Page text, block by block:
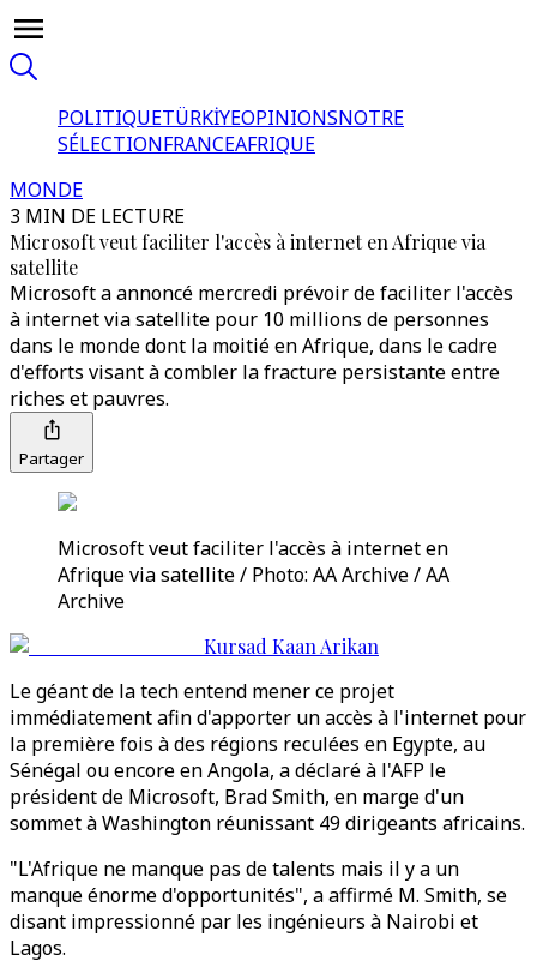
POLITIQUETÜRKİYEOPINIONSNOTRE
SÉLECTIONFRANCEAFRIQUE
MONDE
3 MIN DE LECTURE
Microsoft veut faciliter l'accès à internet en Afrique via
satellite
Microsoft a annoncé mercredi prévoir de faciliter l'accès
à internet via satellite pour 10 millions de personnes
dans le monde dont la moitié en Afrique, dans le cadre
d'efforts visant à combler la fracture persistante entre
riches et pauvres.
Partager
Microsoft veut faciliter l'accès à internet en
Afrique via satellite / Photo: AA Archive / AA
Archive
Kursad Kaan Arikan
Le géant de la tech entend mener ce projet
immédiatement afin d'apporter un accès à l'internet pour
la première fois à des régions reculées en Egypte, au
Sénégal ou encore en Angola, a déclaré à l'AFP le
président de Microsoft, Brad Smith, en marge d'un
sommet à Washington réunissant 49 dirigeants africains.
"L'Afrique ne manque pas de talents mais il y a un
manque énorme d'opportunités", a affirmé M. Smith, se
disant impressionné par les ingénieurs à Nairobi et
Lagos.